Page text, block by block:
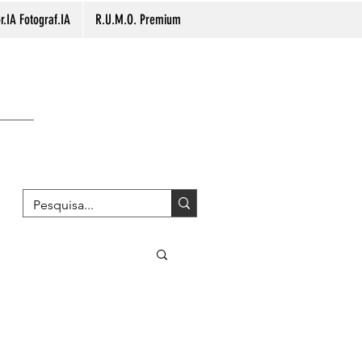
Fotograf.IA R.U.M.O. Premium